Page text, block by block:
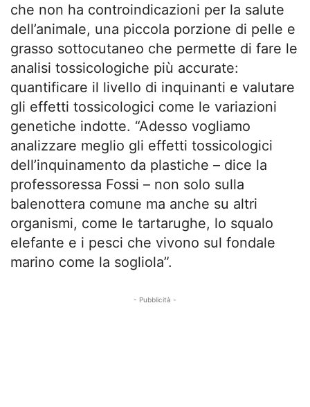
che non ha controindicazioni per la salute
dell’animale, una piccola porzione di pelle e
grasso sottocutaneo che permette di fare le
analisi tossicologiche più accurate:
quantificare il livello di inquinanti e valutare
gli effetti tossicologici come le variazioni
genetiche indotte. “Adesso vogliamo
analizzare meglio gli effetti tossicologici
dell’inquinamento da plastiche – dice la
professoressa Fossi – non solo sulla
balenottera comune ma anche su altri
organismi, come le tartarughe, lo squalo
elefante e i pesci che vivono sul fondale
marino come la sogliola”.
- Pubblicità -